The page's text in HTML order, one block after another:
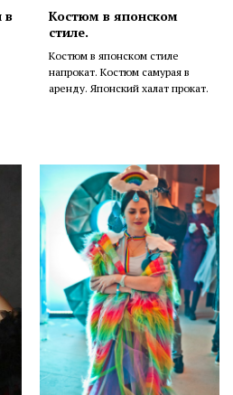
в
Костюм в японском
стиле.
Костюм в японском стиле
напрокат. Костюм самурая в
аренду. Японский халат прокат.